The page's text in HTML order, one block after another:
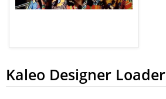
Kaleo Designer Loader